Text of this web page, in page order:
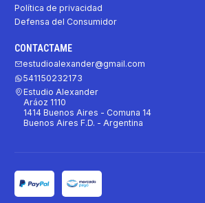
Política de privacidad
Defensa del Consumidor
CONTACTAME
estudioalexander@gmail.com
541150232173
Estudio Alexander
Aráoz 1110
1414 Buenos Aires - Comuna 14
Buenos Aires F.D. - Argentina